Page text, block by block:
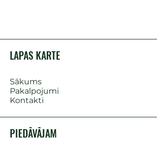
LAPAS KARTE
Sākums
Pakalpojumi
Kontakti
PIEDĀVĀJAM